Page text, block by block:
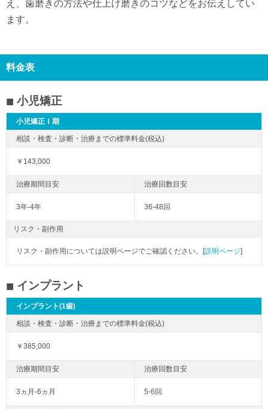
え、歯磨きの方法や仕上げ磨きのコツなどをお伝えしてい
ます。
料金表
小児矯正
小児矯正Ⅰ期
￥143,000
3年-4年 36-48回
リスク・副作用
リスク・副作用については説明ページでご確認ください。[説明ページ]
インプラント
インプラント(1歯)
￥385,000
3ヵ月-6ヵ月 5-6回